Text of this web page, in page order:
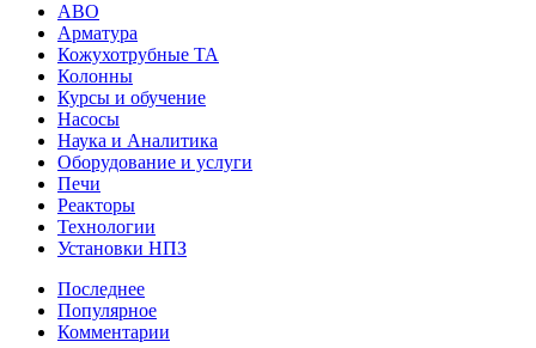
АВО
Арматура
Кожухотрубные ТА
Колонны
Курсы и обучение
Насосы
Наука и Аналитика
Оборудование и услуги
Печи
Реакторы
Технологии
Установки НПЗ
Последнее
Популярное
Комментарии